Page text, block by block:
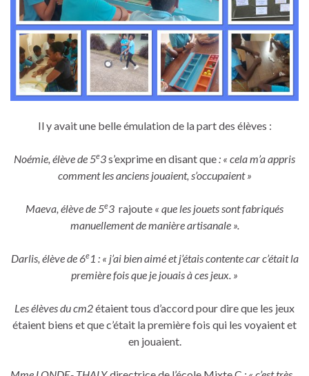
Il y avait une belle émulation de la part des élèves :
Noémie, élève de 5e3s’exprime en disant que: « cela m’a appris
comment les anciens jouaient, s’occupaient »
Maeva, élève de 5e3 rajoute « que les jouets sont fabriqués
manuellement de manière artisanale ».
Darlis, élève de 6e1 : « j’ai bien aimé et j’étais contente car c’était la
première fois que je jouais à ces jeux. »
Les élèves du cm2étaient tous d’accord pour dire que les jeux
étaient biens et que c’était la première fois qui les voyaient et
en jouaient.